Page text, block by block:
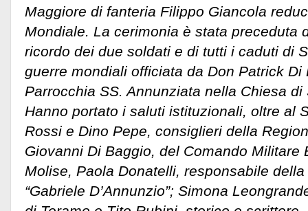
Maggiore di fanteria Filippo Giancola
Mondiale. La cerimonia è stata preceduta
ricordo dei due soldati e di tutti i caduti di
guerre mondiali officiata da Don Patrick Di
Parrocchia SS. Annunziata nella Chiesa di
Hanno portato i saluti istituzionali, oltre al
Rossi e Dino Pepe, consiglieri della
Giovanni Di Baggio, del Comando Militare
Molise, Paola Donatelli, responsabile
“Gabriele D’Annunzio”; Simona